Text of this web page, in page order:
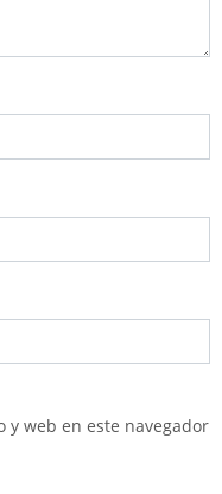
y web en este navegador